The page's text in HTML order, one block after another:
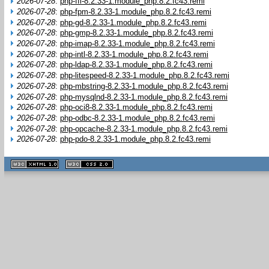
2026-07-28: php-fpm-8.2.33-1.module_php.8.2.fc43.remi
2026-07-28: php-gd-8.2.33-1.module_php.8.2.fc43.remi
2026-07-28: php-gmp-8.2.33-1.module_php.8.2.fc43.remi
2026-07-28: php-imap-8.2.33-1.module_php.8.2.fc43.remi
2026-07-28: php-intl-8.2.33-1.module_php.8.2.fc43.remi
2026-07-28: php-ldap-8.2.33-1.module_php.8.2.fc43.remi
2026-07-28: php-litespeed-8.2.33-1.module_php.8.2.fc43.remi
2026-07-28: php-mbstring-8.2.33-1.module_php.8.2.fc43.remi
2026-07-28: php-mysqlnd-8.2.33-1.module_php.8.2.fc43.remi
2026-07-28: php-oci8-8.2.33-1.module_php.8.2.fc43.remi
2026-07-28: php-odbc-8.2.33-1.module_php.8.2.fc43.remi
2026-07-28: php-opcache-8.2.33-1.module_php.8.2.fc43.remi
2026-07-28: php-pdo-8.2.33-1.module_php.8.2.fc43.remi
XHTML
1.1 valide
2.0 valide